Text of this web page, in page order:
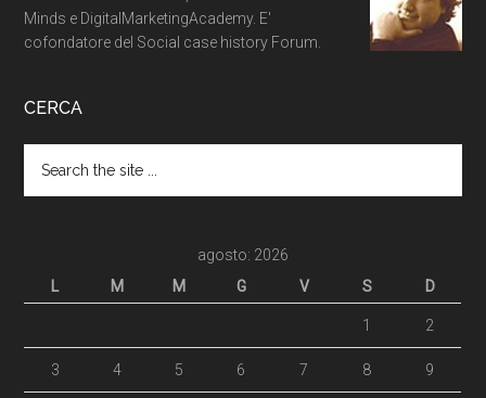
Minds e DigitalMarketingAcademy. E'
cofondatore del Social case history Forum.
CERCA
agosto: 2026
L
M M G V S D
1 2
3 4 5 6 7 8 9